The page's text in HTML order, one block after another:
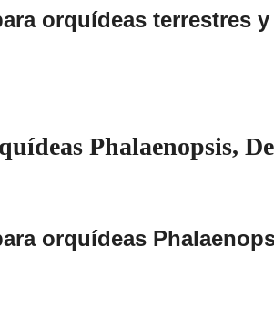
orquídeas terrestres
Phalaenopsis,
orquídeas